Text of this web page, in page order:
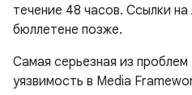
течение 48 часов. Ссылки на
бюллетене позже.
Самая серьезная из проблем
уязвимость в Media